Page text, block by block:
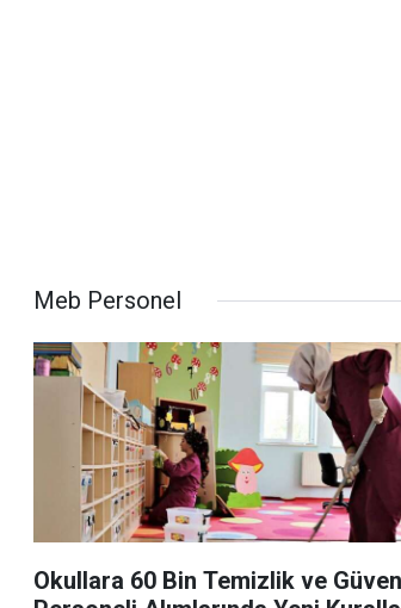
Meb Personel
Okullara 60 Bin Temizlik ve